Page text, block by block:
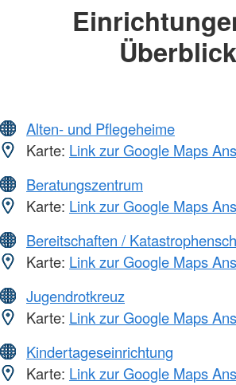
Überblick
Alten- und Pflegeheime
Karte: Link zur Google Maps
Beratungszentrum
Karte: Link zur Google Maps
Bereitschaften /
Karte: Link zur Google Maps
Jugendrotkreuz
Karte: Link zur Google Maps
Kindertageseinrichtung
Karte: Link zur Google Maps